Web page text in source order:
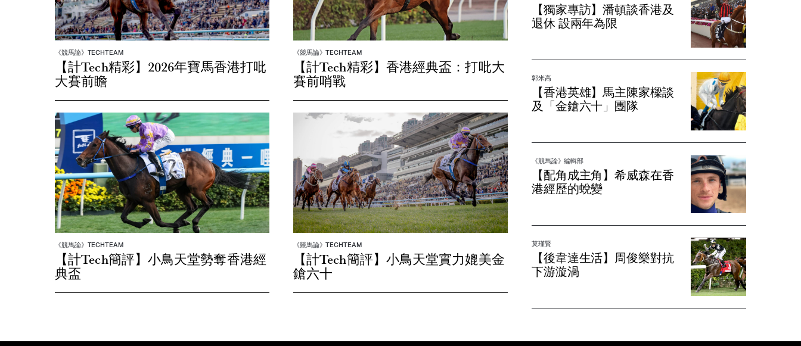
《競馬論》TECHTEAM
【計Tech精彩】2026年寶馬香港打吡
大賽前瞻
《競馬論》TECHTEAM
【計Tech精彩】香港經典盃：打吡大
賽前哨戰
《競馬論》TECHTEAM
【計Tech簡評】小鳥天堂勢奪香港經
典盃
《競馬論》TECHTEAM
【計Tech簡評】小鳥天堂實力媲美金
鎗六十
【獨家專訪】潘頓談香港及
退休 設兩年為限
郭米高
【香港英雄】馬主陳家樑談
及「金鎗六十」團隊
《競馬論》編輯部
【配角成主角】希威森在香
港經歷的蛻變
莫瑾賢
【後韋達生活】周俊樂對抗
下游漩渦